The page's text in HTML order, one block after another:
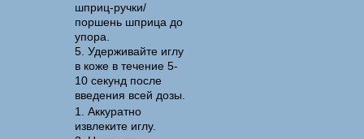
шприц-ручки/
поршень шприца до
упора.
5. Удерживайте иглу
в коже в течение 5-
10 секунд после
введения всей дозы.
1. Аккуратно
извлеките иглу.